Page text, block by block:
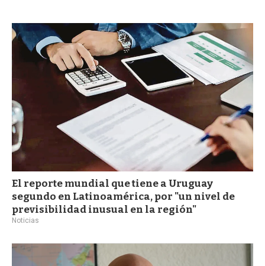
d
El reporte mundial que tiene a Uruguay
segundo en Latinoamérica, por "un nivel de
previsibilidad inusual en la región"
Noticias